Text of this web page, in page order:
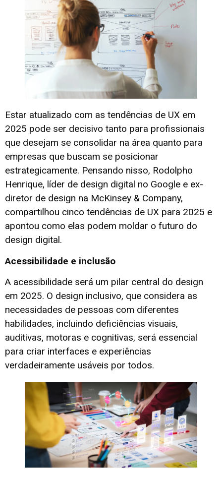
Estar atualizado com as tendências de UX em
2025 pode ser decisivo tanto para profissionais
que desejam se consolidar na área quanto para
empresas que buscam se posicionar
estrategicamente. Pensando nisso, Rodolpho
Henrique, líder de design digital no Google e ex-
diretor de design na McKinsey & Company,
compartilhou cinco tendências de UX para 2025 e
apontou como elas podem moldar o futuro do
design digital.
Acessibilidade e inclusão
A acessibilidade será um pilar central do design
em 2025. O design inclusivo, que considera as
necessidades de pessoas com diferentes
habilidades, incluindo deficiências visuais,
auditivas, motoras e cognitivas, será essencial
para criar interfaces e experiências
verdadeiramente usáveis por todos.